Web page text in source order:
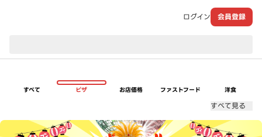
ログイン 会員登録
すべて ピザ お店価格 ファストフード 洋食
すべて見る
超ゴイゴイヤスー夏祭